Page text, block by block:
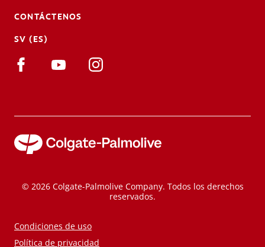
CONTÁCTENOS
SV (ES)
© 2026 Colgate-Palmolive Company. Todos los derechos
reservados.
Condiciones de uso
Política de privacidad